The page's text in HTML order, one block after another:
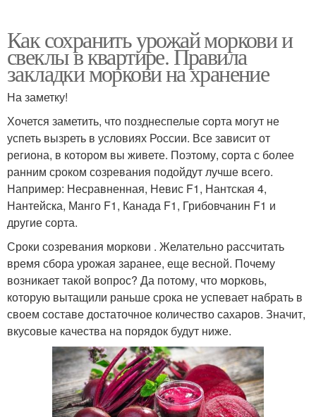
Как сохранить урожай моркови и
свеклы в квартире. Правила
закладки моркови на хранение
На заметку!
Хочется заметить, что позднеспелые сорта могут не
успеть вызреть в условиях России. Все зависит от
региона, в котором вы живете. Поэтому, сорта с более
ранним сроком созревания подойдут лучше всего.
Например: Несравненная, Невис F1, Нантская 4,
Нантейска, Манго F1, Канада F1, Грибовчанин F1 и
другие сорта.
Сроки созревания моркови . Желательно рассчитать
время сбора урожая заранее, еще весной. Почему
возникает такой вопрос? Да потому, что морковь,
которую вытащили раньше срока не успевает набрать в
своем составе достаточное количество сахаров. Значит,
вкусовые качества на порядок будут ниже.